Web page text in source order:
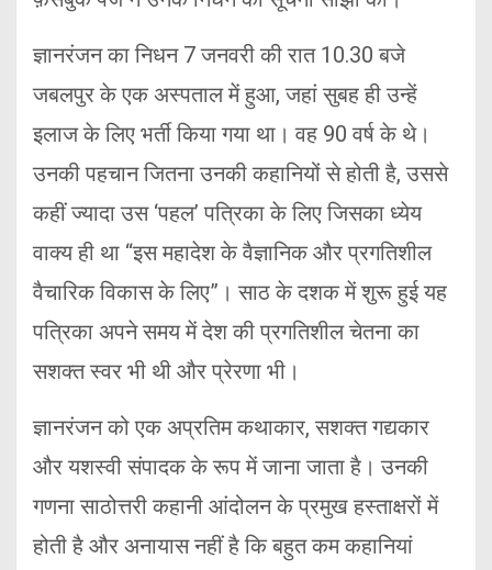
ज्ञानरंजन का निधन 7 जनवरी की रात 10.30 बजे
जबलपुर के एक अस्पताल में हुआ, जहां सुबह ही उन्हें
इलाज के लिए भर्ती किया गया था। वह 90 वर्ष के थे।
उनकी पहचान जितना उनकी कहानियों से होती है, उससे
कहीं ज्यादा उस ‘पहल’ पत्रिका के लिए जिसका ध्येय
वाक्य ही था “इस महादेश के वैज्ञानिक और प्रगतिशील
वैचारिक विकास के लिए”। साठ के दशक में शुरू हुई यह
पत्रिका अपने समय में देश की प्रगतिशील चेतना का
सशक्त स्वर भी थी और प्रेरणा भी।
ज्ञानरंजन को एक अप्रतिम कथाकार, सशक्त गद्यकार
और यशस्वी संपादक के रूप में जाना जाता है। उनकी
गणना साठोत्तरी कहानी आंदोलन के प्रमुख हस्ताक्षरों में
होती है और अनायास नहीं है कि बहुत कम कहानियां